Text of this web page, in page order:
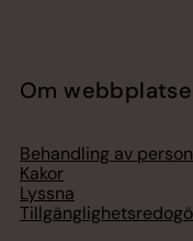
Om
Behandling av
Kakor
Lyssna